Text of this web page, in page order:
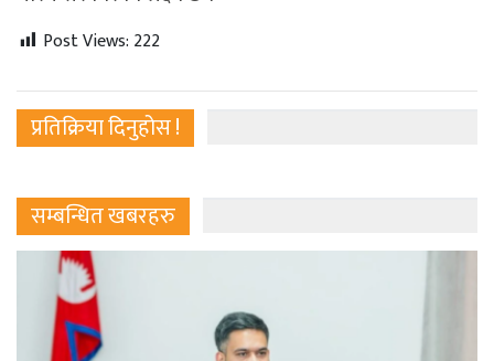
Post Views: 222
प्रतिक्रिया दिनुहोस !
सम्बन्धित खबरहरु